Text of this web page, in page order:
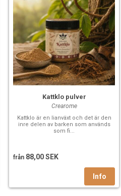
Kattklo pulver
Crearome
Kattklo är en lianväxt och det är den
inre delen av barken som används
som fi...
från 88,00 SEK